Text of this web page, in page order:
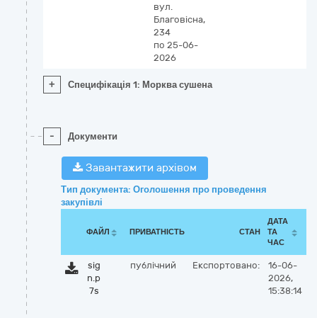
вул.
Благовісна,
234
по 25-06-
2026
+ Специфікація 1: Морква сушена
- Документи
Завантажити архівом
Тип документа: Оголошення про проведення
закупівлі
ФАЙЛ ПРИВАТНІСТЬ СТАН
ДАТА
ТА
ЧАС
sig
n.p
7s
публічний Експортовано:
16-06-
2026,
15:38:14